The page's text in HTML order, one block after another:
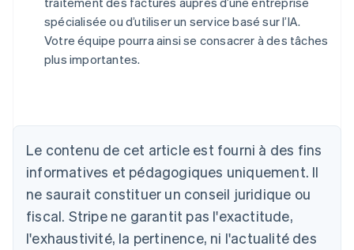
spécialisée ou d’utiliser un service basé sur l’IA.
Votre équipe pourra ainsi se consacrer à des tâches
plus importantes.
Le contenu de cet article est fourni à des fins
informatives et pédagogiques uniquement. Il
ne saurait constituer un conseil juridique ou
fiscal. Stripe ne garantit pas l'exactitude,
l'exhaustivité, la pertinence, ni l'actualité des
Allemagne
Belgique
Nederlands Français Deutsch English
Brésil
Português English
Bulgarie
Canada